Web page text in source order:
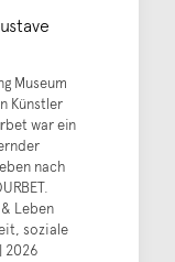
Museum
Künstler
war ein
nach
Leben
soziale
2026